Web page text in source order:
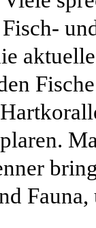
Fauna,